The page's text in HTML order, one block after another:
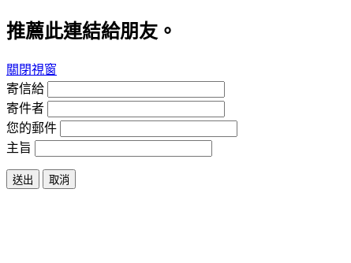
推薦此連結給朋友。
關閉視窗
寄信給
寄件者
您的郵件
主旨
送出 取消